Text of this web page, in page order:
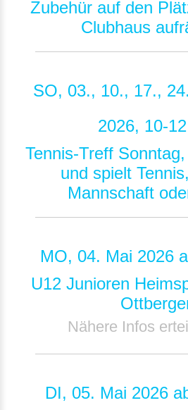
Zubehür auf den
Clubhaus
SO, 03., 10., 17.,
2026, 10-
Tennis-Treff
und spielt
Mannschaft
MO, 04. Mai 2026
U12 Junioren
Nähere Infos
DI, 05. Mai 2026